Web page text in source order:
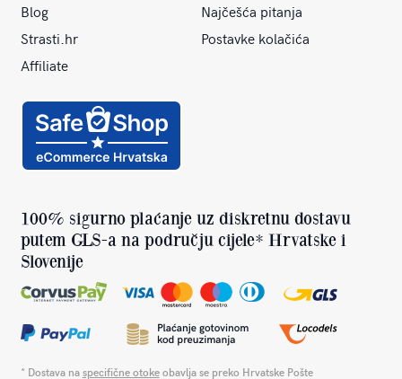
Blog
Najčešća pitanja
Strasti.hr
Postavke kolačića
Affiliate
100% sigurno plaćanje uz diskretnu dostavu
putem GLS-a na području cijele* Hrvatske i
Slovenije
* Dostava naspecifične otokeobavlja se preko Hrvatske Pošte